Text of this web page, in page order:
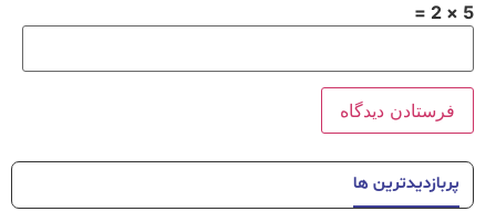
5 × 2 =
پربازدیدترین ها